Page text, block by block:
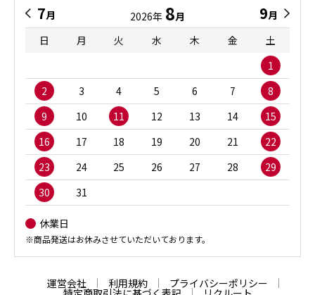
7月 2026年 8月 9月
日
月 火 水 木 金
土
1
2
3 4 5 6 7
8
9
10 11 12 13 14
15
16
17 18 19 20 21
22
23
24 25 26 27 28
29
30
31
休業日
※商品発送はお休みさせていただいております。
運営会社 利用規約 プライバシーポリシー